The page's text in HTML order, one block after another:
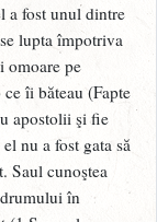
a fost unul dintre
lupta împotriva
omoare pe
îi băteau (Fapte
apostolii şi fie
nu a fost gata să
Saul cunoştea
în